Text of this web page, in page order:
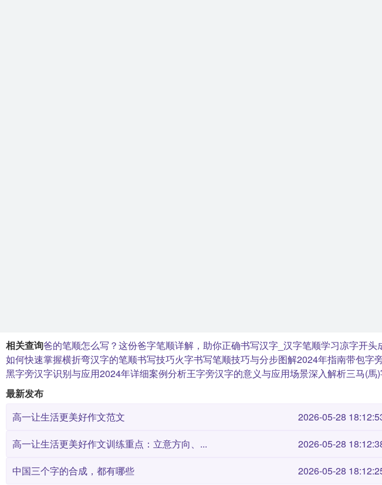
相关查询爸的笔顺怎么写？这份爸字笔顺详解，助你正确书写汉字_汉字笔顺学习凉字开头
如何快速掌握横折弯汉字的笔顺书写技巧火字书写笔顺技巧与分步图解2024年指南带包字
黑字旁汉字识别与应用2024年详细案例分析王字旁汉字的意义与应用场景深入解析三马(馬
最新发布
高一让生活更美好作文范文
2026-05-28
高一让生活更美好作文训练重点：立意方向、...
2026-05-28
中国三个字的合成，都有哪些
2026-05-28